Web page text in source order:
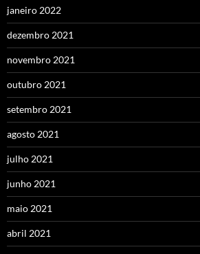
janeiro 2022
dezembro 2021
novembro 2021
outubro 2021
setembro 2021
agosto 2021
julho 2021
junho 2021
maio 2021
abril 2021